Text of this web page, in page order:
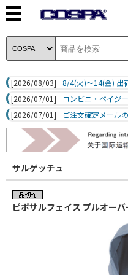
[2026/08/03]
8/4(火)～14(金) 出
[2026/07/01]
コンビニ・ペイジ
[2026/07/01]
ご注文確定メール
サルゲッチュ
ピポサルフェイス プルオー